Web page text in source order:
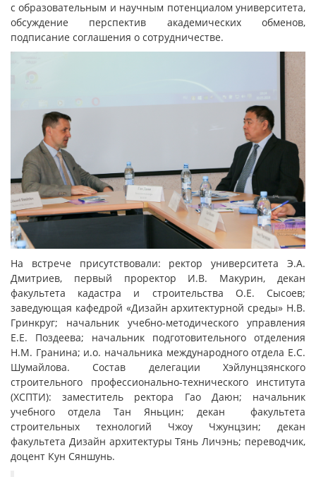
с образовательным и научным потенциалом университета,
обсуждение перспектив академических обменов,
подписание соглашения о сотрудничестве.
На встрече присутствовали: ректор университета Э.А.
Дмитриев, первый проректор И.В. Макурин, декан
факультета кадастра и строительства О.Е. Сысоев;
заведующая кафедрой «Дизайн архитектурной среды» Н.В.
Гринкруг; начальник учебно-методического управления
Е.Е. Поздеева; начальник подготовительного отделения
Н.М. Гранина; и.о. начальника международного отдела Е.С.
Шумайлова. Состав делегации Хэйлунцзянского
строительного профессионально-технического института
(ХСПТИ): заместитель ректора Гао Даюн; начальник
учебного отдела Тан Яньцин; декан факультета
строительных технологий Чжоу Чжунцзин; декан
факультета Дизайн архитектуры Тянь Личэнь; переводчик,
доцент Кун Сяншунь.